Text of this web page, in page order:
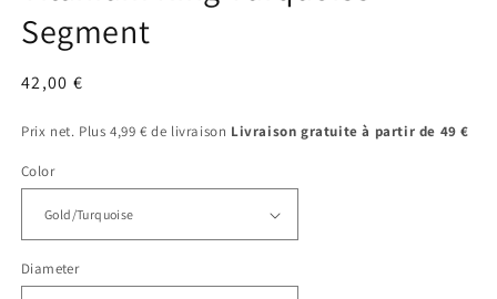
modale
Segment
Prix
42,00 €
Prix net. Plus 4,99 € de livraison Livraison gratuite à partir de 49 €
Color
Diameter